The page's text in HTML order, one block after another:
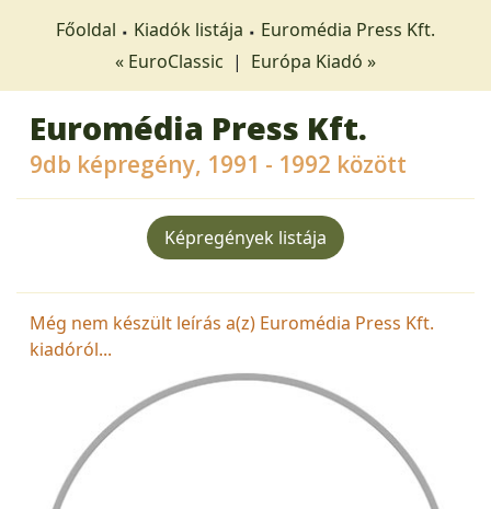
Főoldal Kiadók listája
Euromédia Press Kft.
« EuroClassic | Európa Kiadó »
Euromédia Press Kft.
9db képregény, 1991 - 1992 között
Képregények listája
Még nem készült leírás a(z) Euromédia Press Kft.
kiadóról...